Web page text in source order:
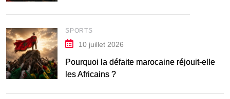
SPORTS
10 juillet 2026
Pourquoi la défaite marocaine réjouit-elle
les Africains ?